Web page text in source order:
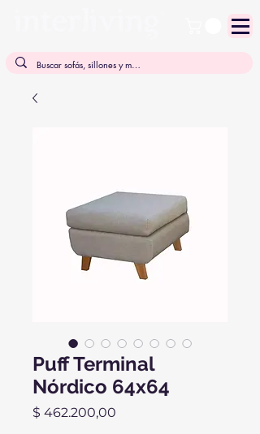
Puff Terminal
Nórdico 64x64
$ 462.200,00